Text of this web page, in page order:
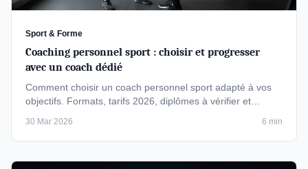
Sport & Forme
Coaching personnel sport : choisir et progresser
avec un coach dédié
Comment choisir un coach personnel sport adapté à vos
objectifs. Formats, tarifs 2026, diplômes à vérifier et
30 Mar 2026 6 min